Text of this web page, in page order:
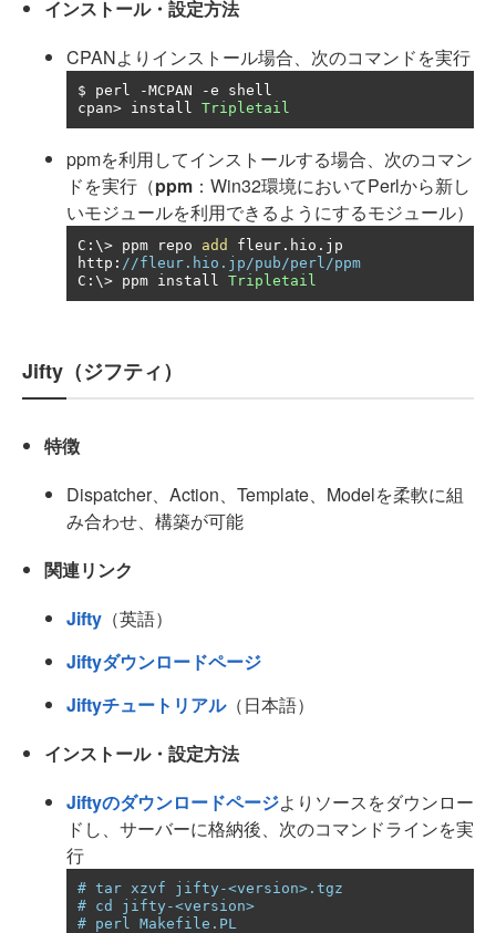
インストール・設定方法
CPANよりインストール場合、次のコマンドを実行
$ perl -MCPAN -e shell
cpan> install Tripletail
ppmを利用してインストールする場合、次のコマン
ドを実行（ppm ：Win32環境においてPerlから新し
いモジュールを利用できるようにするモジュール）
C : \> ppm repo add fleur . hio . jp
http : //fleur.hio.jp/pub/perl/ppm
C : \> ppm install Tripletail
Jifty（ジフティ）
特徴
Dispatcher、Action、Template、Modelを柔軟に組
み合わせ、構築が可能
関連リンク
Jifty （英語）
Jiftyダウンロードページ
Jiftyチュートリアル（日本語）
インストール・設定方法
Jiftyのダウンロードページよりソースをダウンロー
ドし、サーバーに格納後、次のコマンドラインを実
行
# tar xzvf jifty-<version>.tgz
# cd jifty-<version>
# perl Makefile.PL